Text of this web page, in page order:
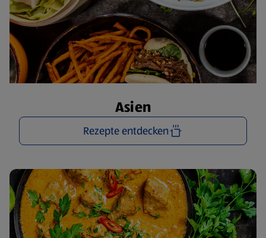
Asien
Rezepte entdecken